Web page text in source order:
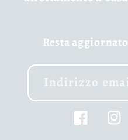
Resta
Indirizzo
Facebook